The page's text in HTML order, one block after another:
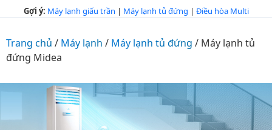
t
i
h
ẩ
Gợi ý: Máy lạnh giấu trần | Máy lạnh tủ đứng | Điều hòa Multi
Trang chủ / Máy lạnh / Máy lạnh tủ đứng / Máy lạnh tủ
đứng Midea